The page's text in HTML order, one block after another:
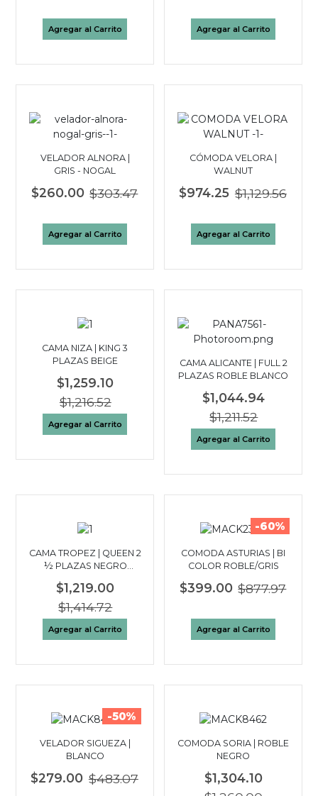
Agregar al Carrito Agregar al Carrito
VELADOR ALNORA |
GRIS - NOGAL
$260.00 $303.47
Agregar al Carrito
CÓMODA VELORA |
WALNUT
$974.25 $1,129.56
Agregar al Carrito
CAMA NIZA | KING 3
PLAZAS BEIGE
$1,259.10
$1,216.52
Agregar al Carrito
CAMA ALICANTE | FULL 2
PLAZAS ROBLE BLANCO
$1,044.94
$1,211.52
Agregar al Carrito
CAMA TROPEZ | QUEEN 2
½ PLAZAS NEGRO
$1,219.00
$1,414.72
Agregar al Carrito
-60%
COMODA ASTURIAS | BI
COLOR ROBLE/GRIS
$399.00 $877.97
Agregar al Carrito
-50%
VELADOR SIGUEZA |
BLANCO
$279.00 $483.07
COMODA SORIA | ROBLE
NEGRO
$1,304.10